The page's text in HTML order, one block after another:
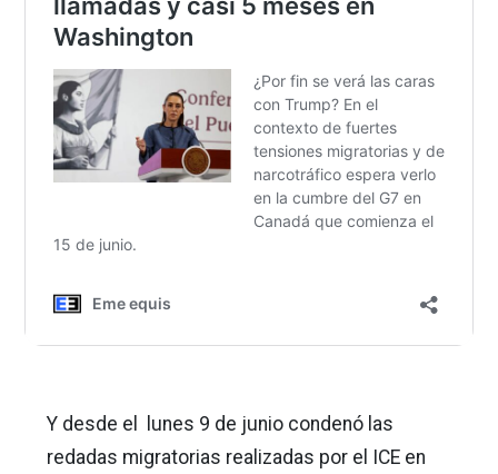
Y desde el lunes 9 de junio condenó las
redadas migratorias realizadas por el ICE en